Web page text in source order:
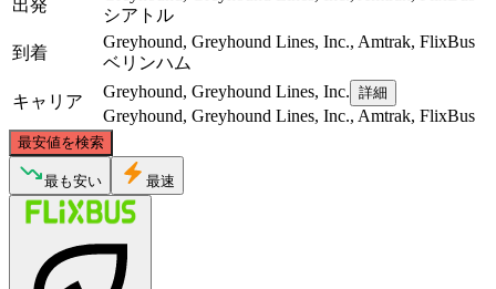
出発
シアトル
到着
Greyhound, Greyhound Lines, Inc., Amtrak, FlixBus
ベリンハム
キャリア
Greyhound, Greyhound Lines, Inc. 詳細
Greyhound, Greyhound Lines, Inc., Amtrak, FlixBus
最安値を検索
, © OpenStreetMap contributors
最も安い 最速